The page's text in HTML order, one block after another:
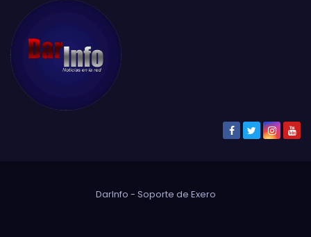
DarInfo - Soporte de Exero